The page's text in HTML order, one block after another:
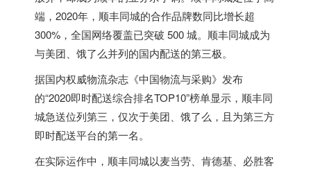
端，2020年，顺丰同城的合作品牌数同比增长超
300%，全国网络覆盖已突破 500 城。顺丰同城成为
与美团、饿了么并列的国内配送的第三极。
据国内权威物流杂志《中国物流与采购》发布
的“2020即时配送综合排名TOP10”榜单显示，顺丰同
城急送位列第三，仅次于美团、饿了么，且为第三方
即时配送平台的第一名。
在实际运作中，顺丰同城以麦当劳、肯德基、必胜客